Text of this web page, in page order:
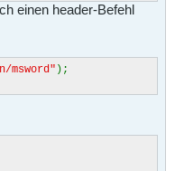
einen header-Befehl
msword" );